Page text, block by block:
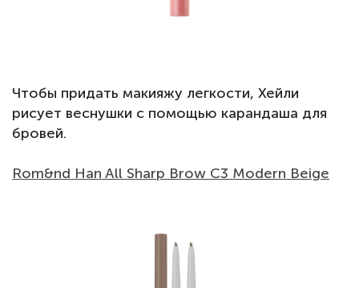
Чтобы придать макияжу легкости, Хейли
рисует веснушки с помощью карандаша для
бровей.
Rom&nd Han All Sharp Brow C3 Modern Beige